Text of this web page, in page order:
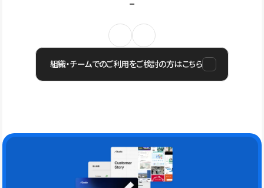
組織・チームでのご利用をご検討の方はこちら